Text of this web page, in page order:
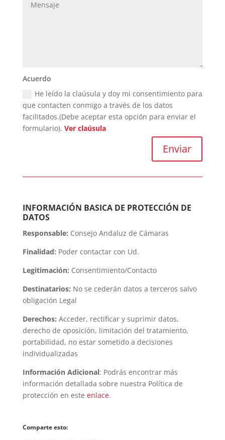
Acuerdo
He leído la claúsula y doy mi consentimiento para
que contacten conmigo a través de los datos
facilitados.(Debe aceptar esta opción para enviar el
formulario).Ver claúsula
Enviar
INFORMACIÓN BASICA DE PROTECCIÓN DE
DATOS
Responsable: Consejo Andaluz de Cámaras
Finalidad: Poder contactar con Ud.
Legitimación: Consentimiento/Contacto
Destinatarios: No se cederán datos a terceros salvo
obligación Legal
Derechos: Acceder, rectificar y suprimir datos,
derecho de oposición, limitación del tratamiento,
portabilidad, no estar sometido a decisiones
individualizadas
Información Adicional: Podrás encontrar más
información detallada sobre nuestra Política de
protección en este enlace.
Comparte esto: